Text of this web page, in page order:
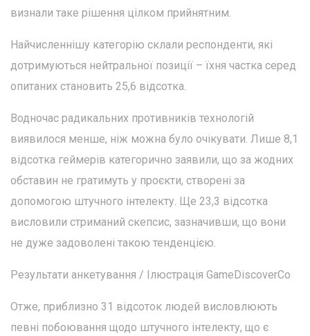
визнали таке рішення цілком прийнятним.
Найчисленнішу категорію склали респонденти, які
дотримуються нейтральної позиції – їхня частка серед
опитаних становить 25,6 відсотка.
Водночас радикальних противників технологій
виявилося менше, ніж можна було очікувати. Лише 8,1
відсотка геймерів категорично заявили, що за жодних
обставин не гратимуть у проєкти, створені за
допомогою штучного інтелекту. Ще 23,3 відсотка
висловили стриманий скепсис, зазначивши, що вони
не дуже задоволені такою тенденцією.
Результати анкетування / Ілюстрація GameDiscoverCo
Отже, приблизно 31 відсоток людей висловлюють
певні побоювання щодо штучного інтелекту, що є